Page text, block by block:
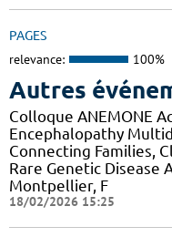
PAGES
relevance: 100%
Autres
Colloque ANEMONE
Encephalopathy
Connecting Families,
Rare Genetic Disease
Montpellier, F
18/02/2026 15:25